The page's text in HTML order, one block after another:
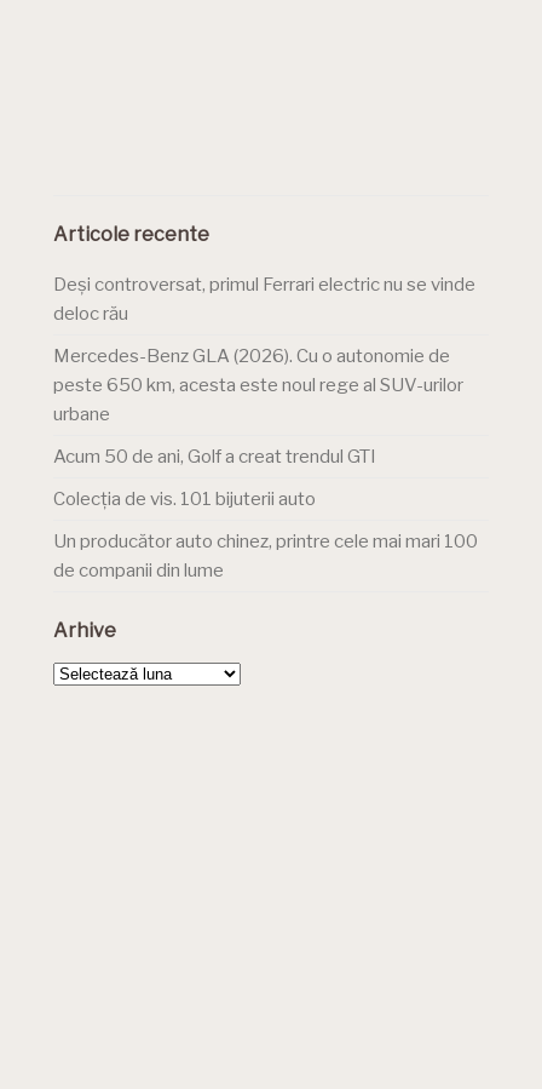
Articole recente
Deși controversat, primul Ferrari electric nu se vinde
deloc rău
Mercedes-Benz GLA (2026). Cu o autonomie de
peste 650 km, acesta este noul rege al SUV-urilor
urbane
Acum 50 de ani, Golf a creat trendul GTI
Colecția de vis. 101 bijuterii auto
Un producător auto chinez, printre cele mai mari 100
de companii din lume
Arhive
Arhive